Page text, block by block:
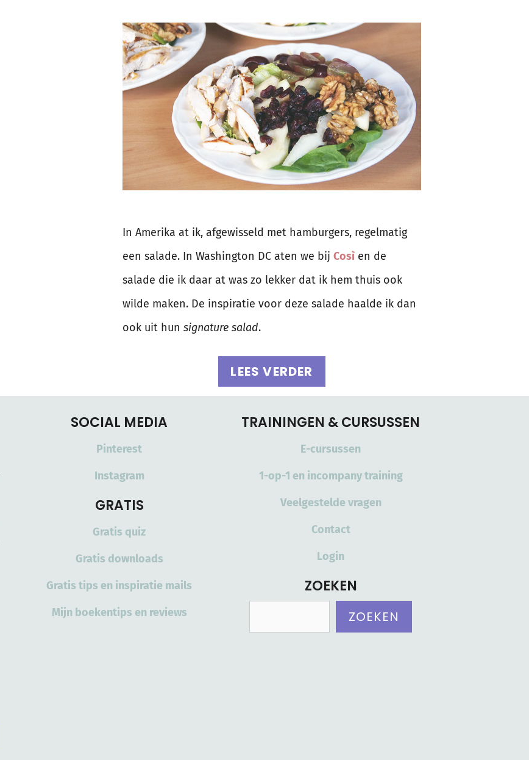
In Amerika at ik, afgewisseld met hamburgers, regelmatig
een salade. In Washington DC aten we bij Così en de
salade die ik daar at was zo lekker dat ik hem thuis ook
wilde maken. De inspiratie voor deze salade haalde ik dan
ook uit hun signature salad.
LEES VERDER
SOCIAL MEDIA
Pinterest
Instagram
GRATIS
Gratis quiz
Gratis downloads
Gratis tips en inspiratie mails
Mijn boekentips en reviews
TRAININGEN & CURSUSSEN
E-cursussen
1-op-1 en incompany training
Veelgestelde vragen
Contact
Login
ZOEKEN
ZoekenZOEKEN